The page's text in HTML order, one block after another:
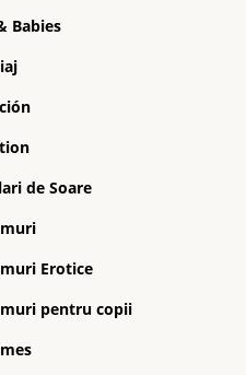
Babies
de Soare
Erotice
pentru copii